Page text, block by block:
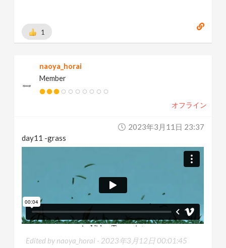
1
naoya_horai
Member
オフライン
2023年3月11日 23:37
day11 -grass
Edited by naoya_horai - 2023年3月12日 00:01:45